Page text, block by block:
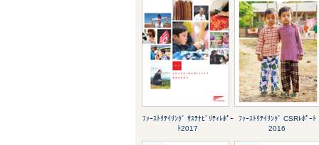
ﾌｧｰｽﾄﾘﾃｲﾘﾝｸﾞ ｻｽﾃﾅﾋﾞﾘﾃｨﾚﾎﾟｰ
ﾄ2017
ﾌｧｰｽﾄﾘﾃｲﾘﾝｸﾞ CSRﾚﾎﾟｰﾄ
2016